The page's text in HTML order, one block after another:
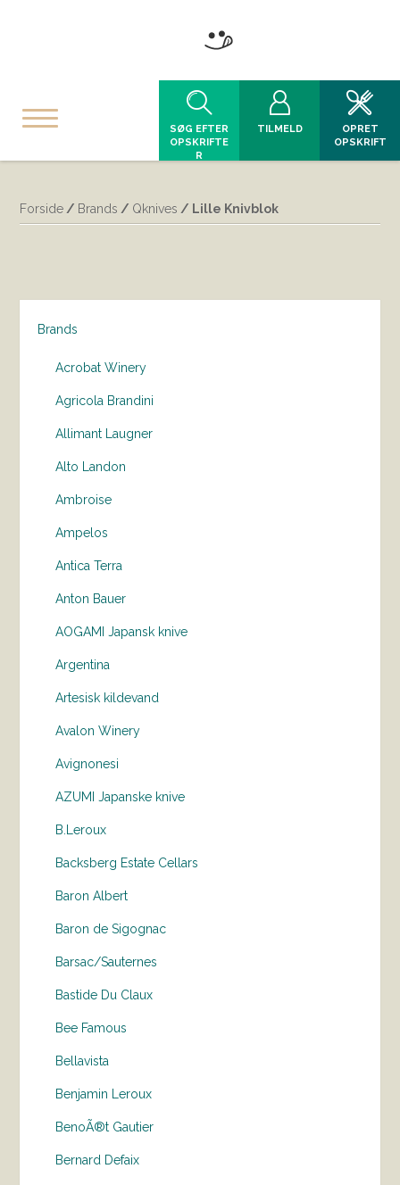
SØG EFTER
OPSKRIFTE
R
TILMELD
OPRET
OPSKRIFT
Forside / Brands / Qknives / Lille Knivblok
Brands
Acrobat Winery
Agricola Brandini
Allimant Laugner
Alto Landon
Ambroise
Ampelos
Antica Terra
Anton Bauer
AOGAMI Japansk knive
Argentina
Artesisk kildevand
Avalon Winery
Avignonesi
AZUMI Japanske knive
B.Leroux
Backsberg Estate Cellars
Baron Albert
Baron de Sigognac
Barsac/Sauternes
Bastide Du Claux
Bee Famous
Bellavista
Benjamin Leroux
BenoÃ®t Gautier
Bernard Defaix